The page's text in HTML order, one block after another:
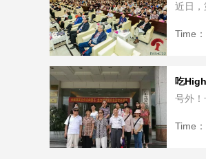
近日
Time：
吃
号外
Time：